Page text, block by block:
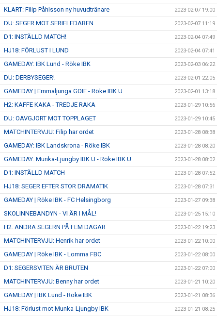
KLART: Filip Påhlsson ny huvudtränare 2023-02-07 19:00
DU: SEGER MOT SERIELEDAREN 2023-02-07 11:19
D1: INSTÄLLD MATCH! 2023-02-04 07:49
HJ18: FÖRLUST I LUND 2023-02-04 07:41
GAMEDAY: IBK Lund - Röke IBK 2023-02-03 06:22
DU: DERBYSEGER! 2023-02-01 22:05
GAMEDAY | Emmaljunga GOIF - Röke IBK U 2023-02-01 13:18
H2: KAFFE KAKA - TREDJE RAKA 2023-01-29 10:56
DU: OAVGJORT MOT TOPPLAGET 2023-01-29 10:45
MATCHINTERVJU: Filip har ordet 2023-01-28 08:38
GAMEDAY: IBK Landskrona - Röke IBK 2023-01-28 08:20
GAMEDAY: Munka-Ljungby IBK U - Röke IBK U 2023-01-28 08:02
D1: INSTÄLLD MATCH 2023-01-28 07:52
HJ18: SEGER EFTER STOR DRAMATIK 2023-01-28 07:31
GAMEDAY | Röke IBK - FC Helsingborg 2023-01-27 09:38
SKOLINNEBANDYN - VI ÄR I MÅL! 2023-01-25 15:10
H2: ANDRA SEGERN PÅ FEM DAGAR 2023-01-22 19:23
MATCHINTERVJU: Henrik har ordet 2023-01-22 10:00
GAMEDAY | Röke IBK - Lomma FBC 2023-01-22 08:00
D1: SEGERSVITEN ÄR BRUTEN 2023-01-22 07:00
MATCHINTERVJU: Benny har ordet 2023-01-21 10:20
GAMEDAY | IBK Lund - Röke IBK 2023-01-21 08:36
HJ18: Förlust mot Munka-Ljungby IBK 2023-01-21 08:25